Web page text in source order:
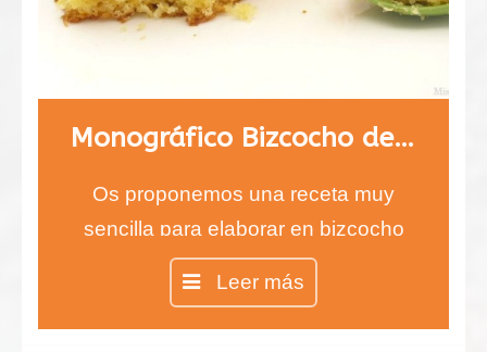
Monográfico Bizcocho de naranja
Os proponemos una receta muy
sencilla para elaborar en bizcocho
de naranja, ideal para cualquier hora
del día, pero sobre todo a la hora del
desayuno por el sabor tan intenso
Leer más